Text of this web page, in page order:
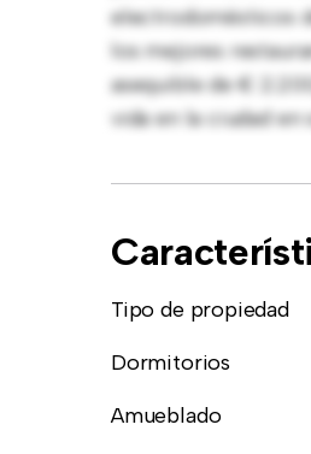
electrodomésticos
los mejores
asequible de €
vida en la ciudad
Tipo de propiedad
Dormitorios
Amueblado